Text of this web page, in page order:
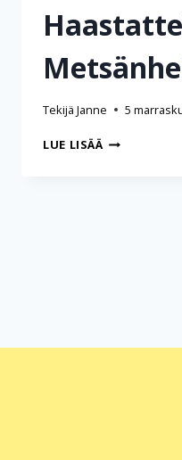
Tekijä Janne 5
LUE LISÄÄ